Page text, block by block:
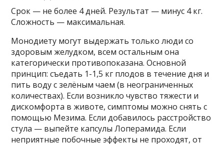
Срок — не более 4 дней. Результат — минус 4 кг.
Сложность — максимальная.
Монодиету могут выдержать только люди со
здоровым желудком, всем остальным она
категорически противопоказана. Основной
принцип: съедать 1-1,5 кг плодов в течение дня и
пить воду с зелёным чаем (в неограниченных
количествах). Если возникло чувство тяжести и
дискомфорта в животе, симптомы можно снять с
помощью Мезима. Если добавилось расстройство
стула — выпейте капсулы Лоперамида. Если
неприятные побочные эффекты не проходят, от